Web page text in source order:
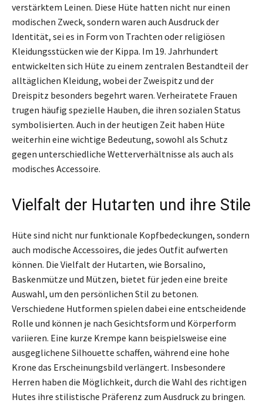
verstärktem Leinen. Diese Hüte hatten nicht nur einen
modischen Zweck, sondern waren auch Ausdruck der
Identität, sei es in Form von Trachten oder religiösen
Kleidungsstücken wie der Kippa. Im 19. Jahrhundert
entwickelten sich Hüte zu einem zentralen Bestandteil der
alltäglichen Kleidung, wobei der Zweispitz und der
Dreispitz besonders begehrt waren. Verheiratete Frauen
trugen häufig spezielle Hauben, die ihren sozialen Status
symbolisierten. Auch in der heutigen Zeit haben Hüte
weiterhin eine wichtige Bedeutung, sowohl als Schutz
gegen unterschiedliche Wetterverhältnisse als auch als
modisches Accessoire.
Vielfalt der Hutarten und ihre Stile
Hüte sind nicht nur funktionale Kopfbedeckungen, sondern
auch modische Accessoires, die jedes Outfit aufwerten
können. Die Vielfalt der Hutarten, wie Borsalino,
Baskenmütze und Mützen, bietet für jeden eine breite
Auswahl, um den persönlichen Stil zu betonen.
Verschiedene Hutformen spielen dabei eine entscheidende
Rolle und können je nach Gesichtsform und Körperform
variieren. Eine kurze Krempe kann beispielsweise eine
ausgeglichene Silhouette schaffen, während eine hohe
Krone das Erscheinungsbild verlängert. Insbesondere
Herren haben die Möglichkeit, durch die Wahl des richtigen
Hutes ihre stilistische Präferenz zum Ausdruck zu bringen.